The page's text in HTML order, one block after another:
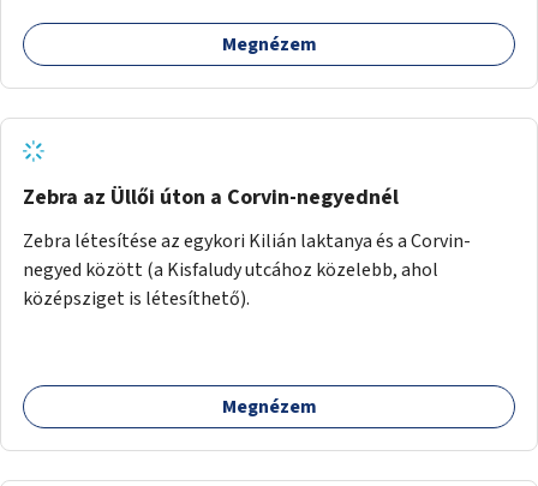
Megnézem
Zebra az Üllői úton a Corvin-negyednél
Zebra létesítése az egykori Kilián laktanya és a Corvin-
negyed között (a Kisfaludy utcához közelebb, ahol
középsziget is létesíthető).
Megnézem